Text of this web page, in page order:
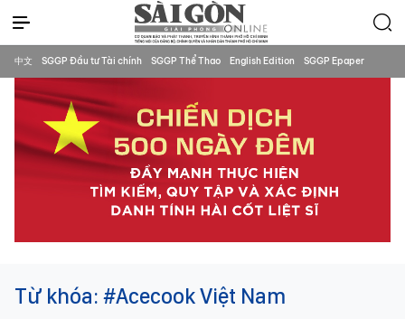
中文 SGGP Đầu tư Tài chính SGGP Thể Thao English Edition SGGP Epaper
Từ khóa: #Acecook Việt Nam